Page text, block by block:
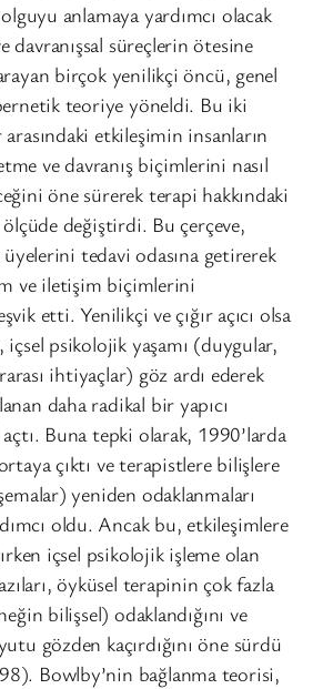
anlamaya yardımcı olacak
davranışsal süreçlerin ötesine
birçok yenilikçi öncü, genel
teoriye yöneldi. Bu iki
etkileşimin insanların
ve davranış biçimlerini nasıl
öne sürerek terapi hakkındaki
değiştirdi. Bu çerçeve,
tedavi odasına getirerek
ve iletişim biçimlerini
etti. Yenilikçi ve çığır açıcı olsa
içsel psikolojik yaşamı (duygular,
ihtiyaçlar) göz ardı ederek
daha radikal bir yapıcı
Buna tepki olarak, 1990’larda
çıktı ve terapistlere bilişlere
yeniden odaklanmaları
oldu. Ancak bu, etkileşimlere
içsel psikolojik işleme olan
öyküsel terapinin çok fazla
bilişsel) odaklandığını ve
gözden kaçırdığını öne sürdü
Bowlby’nin bağlanma teorisi,